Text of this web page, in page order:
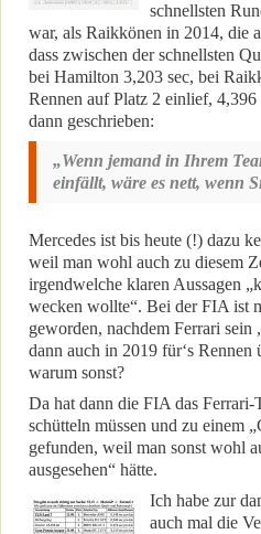
schnellsten
war, als Raikkönen in 2014, die
dass zwischen der schnellsten
bei Hamilton 3,203 sec, bei
Rennen auf Platz 2 einlief,
dann geschrieben:
„Wenn jemand in Ihrem
einfällt, wäre es nett, wenn
Mercedes ist bis heute (!) dazu
weil man wohl auch zu diesem
irgendwelche klaren Aussagen
wecken wollte“. Bei der FIA ist
geworden, nachdem Ferrari sein
dann auch in 2019 für‘s Rennen
warum sonst?
Da hat dann die FIA das
schütteln müssen und zu einem
gefunden, weil man sonst wohl
ausgesehen“ hätte.
Ich habe zur
auch mal die